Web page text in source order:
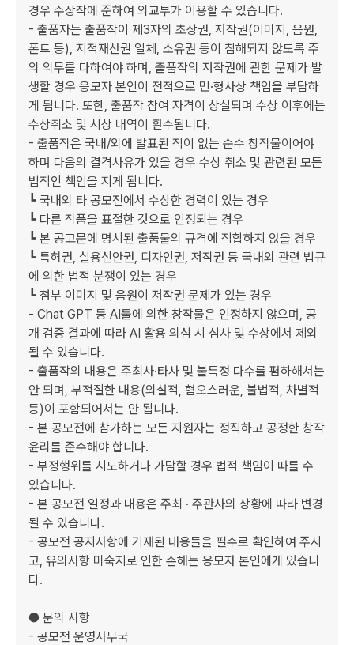
경우 수상작에 준하여 외교부가 이용할 수 있습니다.
- 출품자는 출품작이 제3자의 초상권, 저작권(이미지, 음원,
폰트 등), 지적재산권 일체, 소유권 등이 침해되지 않도록 주
의 의무를 다하여야 하며, 출품작의 저작권에 관한 문제가 발
생할 경우 응모자 본인이 전적으로 민·형사상 책임을 부담하
게 됩니다. 또한, 출품작 참여 자격이 상실되며 수상 이후에는
수상취소 및 시상 내역이 환수됩니다.
- 출품작은 국내/외에 발표된 적이 없는 순수 창작물이어야
하며 다음의 결격사유가 있을 경우 수상 취소 및 관련된 모든
법적인 책임을 지게 됩니다.
┗ 국내외 타 공모전에서 수상한 경력이 있는 경우
┗ 다른 작품을 표절한 것으로 인정되는 경우
┗ 본 공고문에 명시된 출품물의 규격에 적합하지 않을 경우
┗ 특허권, 실용신안권, 디자인권, 저작권 등 국내외 관련 법규
에 의한 법적 분쟁이 있는 경우
┗ 첨부 이미지 및 음원이 저작권 문제가 있는 경우
- Chat GPT 등 AI툴에 의한 창작물은 인정하지 않으며, 공
개 검증 결과에 따라 AI 활용 의심 시 심사 및 수상에서 제외
될 수 있습니다.
- 출품작의 내용은 주최사·타사 및 불특정 다수를 폄하해서는
안 되며, 부적절한 내용(외설적, 혐오스러운, 불법적, 차별적
등)이 포함되어서는 안 됩니다.
- 본 공모전에 참가하는 모든 지원자는 정직하고 공정한 창작
윤리를 준수해야 합니다.
- 부정행위를 시도하거나 가담할 경우 법적 책임이 따를 수
있습니다.
- 본 공모전 일정과 내용은 주최 · 주관사의 상황에 따라 변경
될 수 있습니다.
- 공모전 공지사항에 기재된 내용들을 필수로 확인하여 주시
고, 유의사항 미숙지로 인한 손해는 응모자 본인에게 있습니
다.
● 문의 사항
- 공모전 운영사무국